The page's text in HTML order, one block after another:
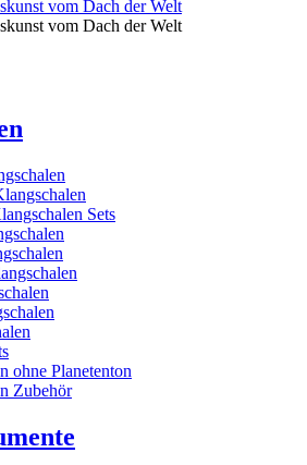
Sets
ohne Planetenton
Zubehör